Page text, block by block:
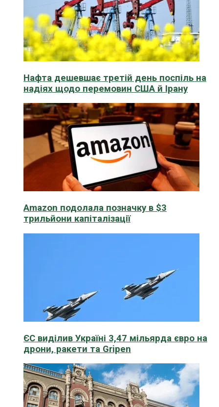
Нафта дешевшає третій день поспіль на
надіях щодо перемовин США й Ірану
Amazon подолала позначку в $3
трильйони капіталізації
ЄС виділив Україні 3,47 мільярда євро на
дрони, ракети та Gripen